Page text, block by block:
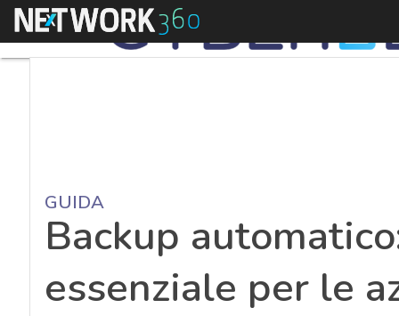
Menu
GUIDA
Backup
essenziale per le